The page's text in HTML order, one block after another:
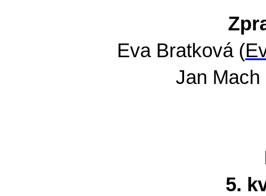
Eva Bratková (
Jan Mach
5.